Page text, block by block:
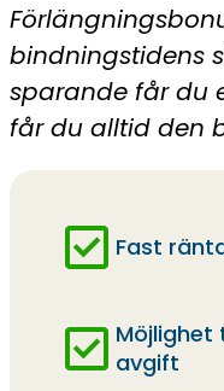
bindningstidens
sparande får du
får du alltid den
Fast
avgift